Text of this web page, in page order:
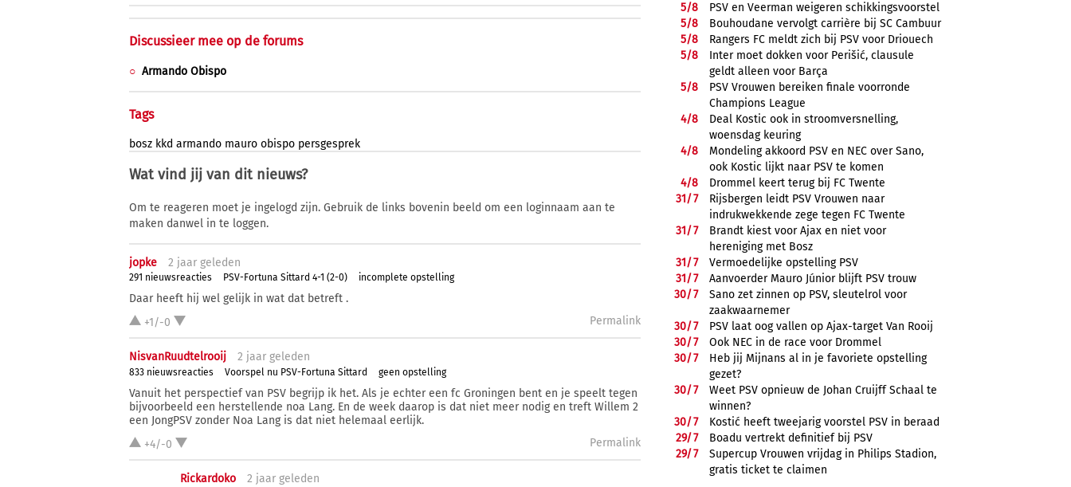
Discussieer mee op de forums
Armando Obispo
Tags
bosz kkd armando mauro obispo persgesprek
Wat vind jij van dit nieuws?
Om te reageren moet je ingelogd zijn. Gebruik de links bovenin beeld om een loginnaam aan te
maken danwel in te loggen.
jopke 2 jaar geleden
291 nieuwsreacties PSV-Fortuna Sittard 4-1 (2-0) incomplete opstelling
Daar heeft hij wel gelijk in wat dat betreft .
+1/-0
Permalink
NisvanRuudtelrooij 2 jaar geleden
833 nieuwsreacties Voorspel nu PSV-Fortuna Sittard geen opstelling
Vanuit het perspectief van PSV begrijp ik het. Als je echter een fc Groningen bent en je speelt tegen
bijvoorbeeld een herstellende noa Lang. En de week daarop is dat niet meer nodig en treft Willem 2
een JongPSV zonder Noa Lang is dat niet helemaal eerlijk.
+4/-0
Permalink
Rickardoko 2 jaar geleden
5/8
PSV en Veerman weigeren schikkingsvoorstel
5/8
Bouhoudane vervolgt carrière bij SC Cambuur
5/8
Rangers FC meldt zich bij PSV voor Driouech
5/8
Inter moet dokken voor Perišić, clausule
geldt alleen voor Barça
5/8
PSV Vrouwen bereiken finale voorronde
Champions League
4/8
Deal Kostic ook in stroomversnelling,
woensdag keuring
4/8
Mondeling akkoord PSV en NEC over Sano,
ook Kostic lijkt naar PSV te komen
4/8
Drommel keert terug bij FC Twente
31/7
Rijsbergen leidt PSV Vrouwen naar
indrukwekkende zege tegen FC Twente
31/7
Brandt kiest voor Ajax en niet voor
hereniging met Bosz
31/7
Vermoedelijke opstelling PSV
31/7
Aanvoerder Mauro Júnior blijft PSV trouw
30/7
Sano zet zinnen op PSV, sleutelrol voor
zaakwaarnemer
30/7
PSV laat oog vallen op Ajax-target Van Rooij
30/7
Ook NEC in de race voor Drommel
30/7
Heb jij Mijnans al in je favoriete opstelling
gezet?
30/7
Weet PSV opnieuw de Johan Cruijff Schaal te
winnen?
30/7
Kostić heeft tweejarig voorstel PSV in beraad
29/7
Boadu vertrekt definitief bij PSV
29/7
Supercup Vrouwen vrijdag in Philips Stadion,
gratis ticket te claimen